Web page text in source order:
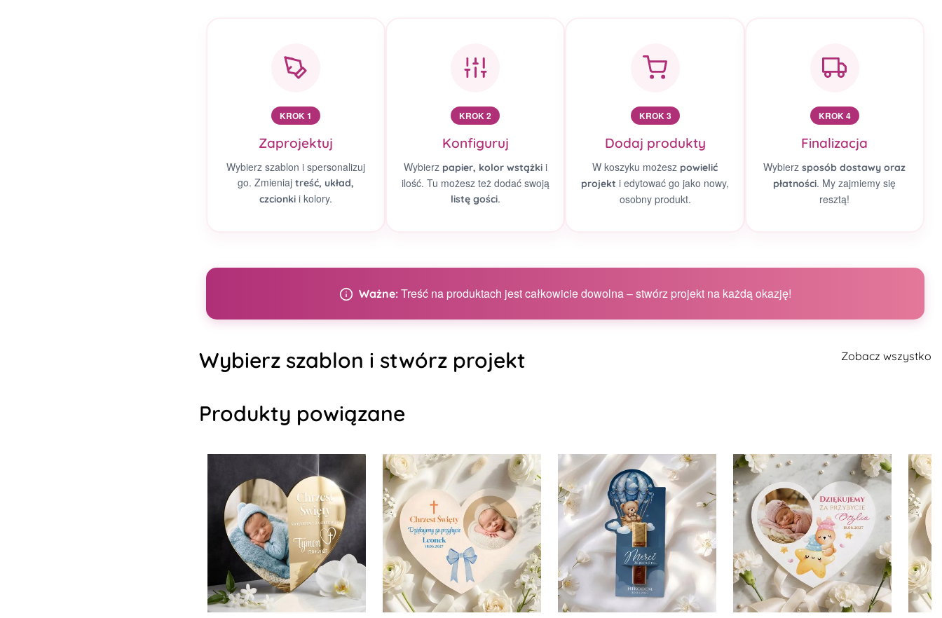
KROK 1
Zaprojektuj
Wybierz szablon i spersonalizuj
go. Zmieniaj treść, układ,
czcionkii kolory.
KROK 2
Konfiguruj
Wybierz papier, kolor wstążkii
ilość. Tu możesz też dodać swoją
listę gości.
KROK 3
Dodaj produkty
W koszyku możesz powielić
projekt i edytować go jako nowy,
osobny produkt.
KROK 4
Finalizacja
Wybierzsposób dostawy oraz
płatności. My zajmiemy się
resztą!
Ważne:Treść na produktach jest całkowicie dowolna – stwórz projekt na każdą okazję!
Zobacz wszystko
Wybierz szablon i stwórz projekt
Produkty powiązane